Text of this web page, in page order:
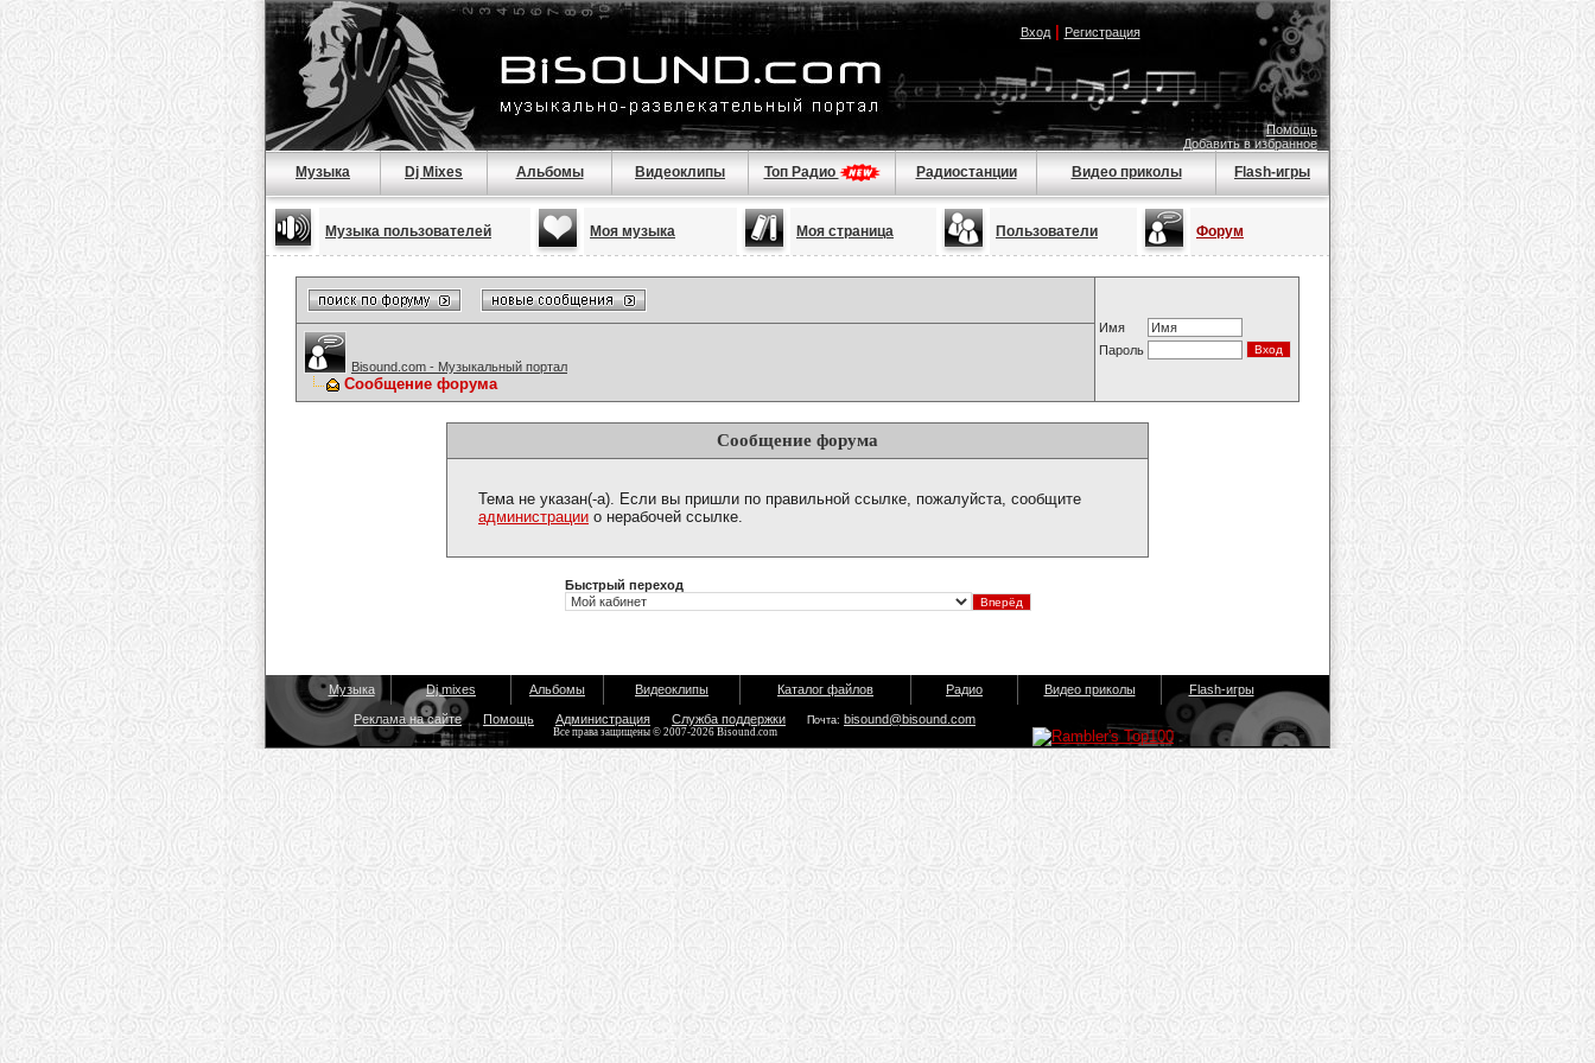
Вход| Регистрация
Помощь
Добавить в избранное
Музыка Dj Mixes Альбомы Видеоклипы Топ Радио Радиостанции Видео приколы Flash-игры
Музыка пользователей Моя музыка Моя страница Пользователи Форум
Имя
Пароль
Bisound.com - Музыкальный портал
Сообщение форума
Сообщение форума
Тема не указан(-а). Если вы пришли по правильной ссылке, пожалуйста, сообщите
администрации о нерабочей ссылке.
Быстрый переход
Музыка Dj mixes Альбомы Видеоклипы Каталог файлов Радио Видео приколы Flash-игры
Реклама на сайте Помощь Администрация Служба поддержки Почта: bisound@bisound.com
Все права защищены © 2007-2026 Bisound.com